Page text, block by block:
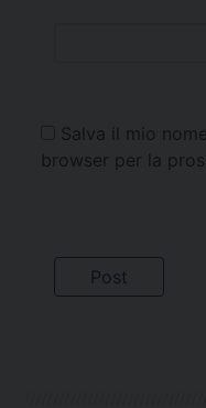
Salva il mio
browser per la